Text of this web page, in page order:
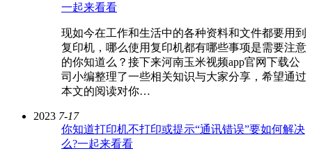
一起来看看
现如今在工作和生活中的各种资料和文件都要用到
复印机，哪么使用复印机都有哪些事项是需要注意
的你知道么？接下来河南玉米视频app官网下载公
司小编整理了一些相关知识与大家分享，希望通过
本文的阅读对你…
2023 7-17
你知道打印机不打印或提示“通讯错误”要如何解决
么?一起来看看